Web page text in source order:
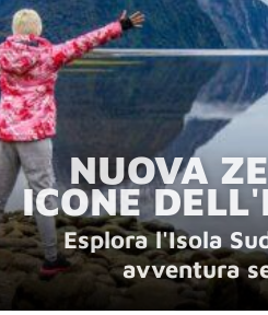
NUOVA
ICONE
Esplora l'Isola
avventura